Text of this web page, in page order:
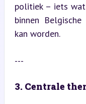
politiek – iets
binnen
kan worden.
---
3. Centrale